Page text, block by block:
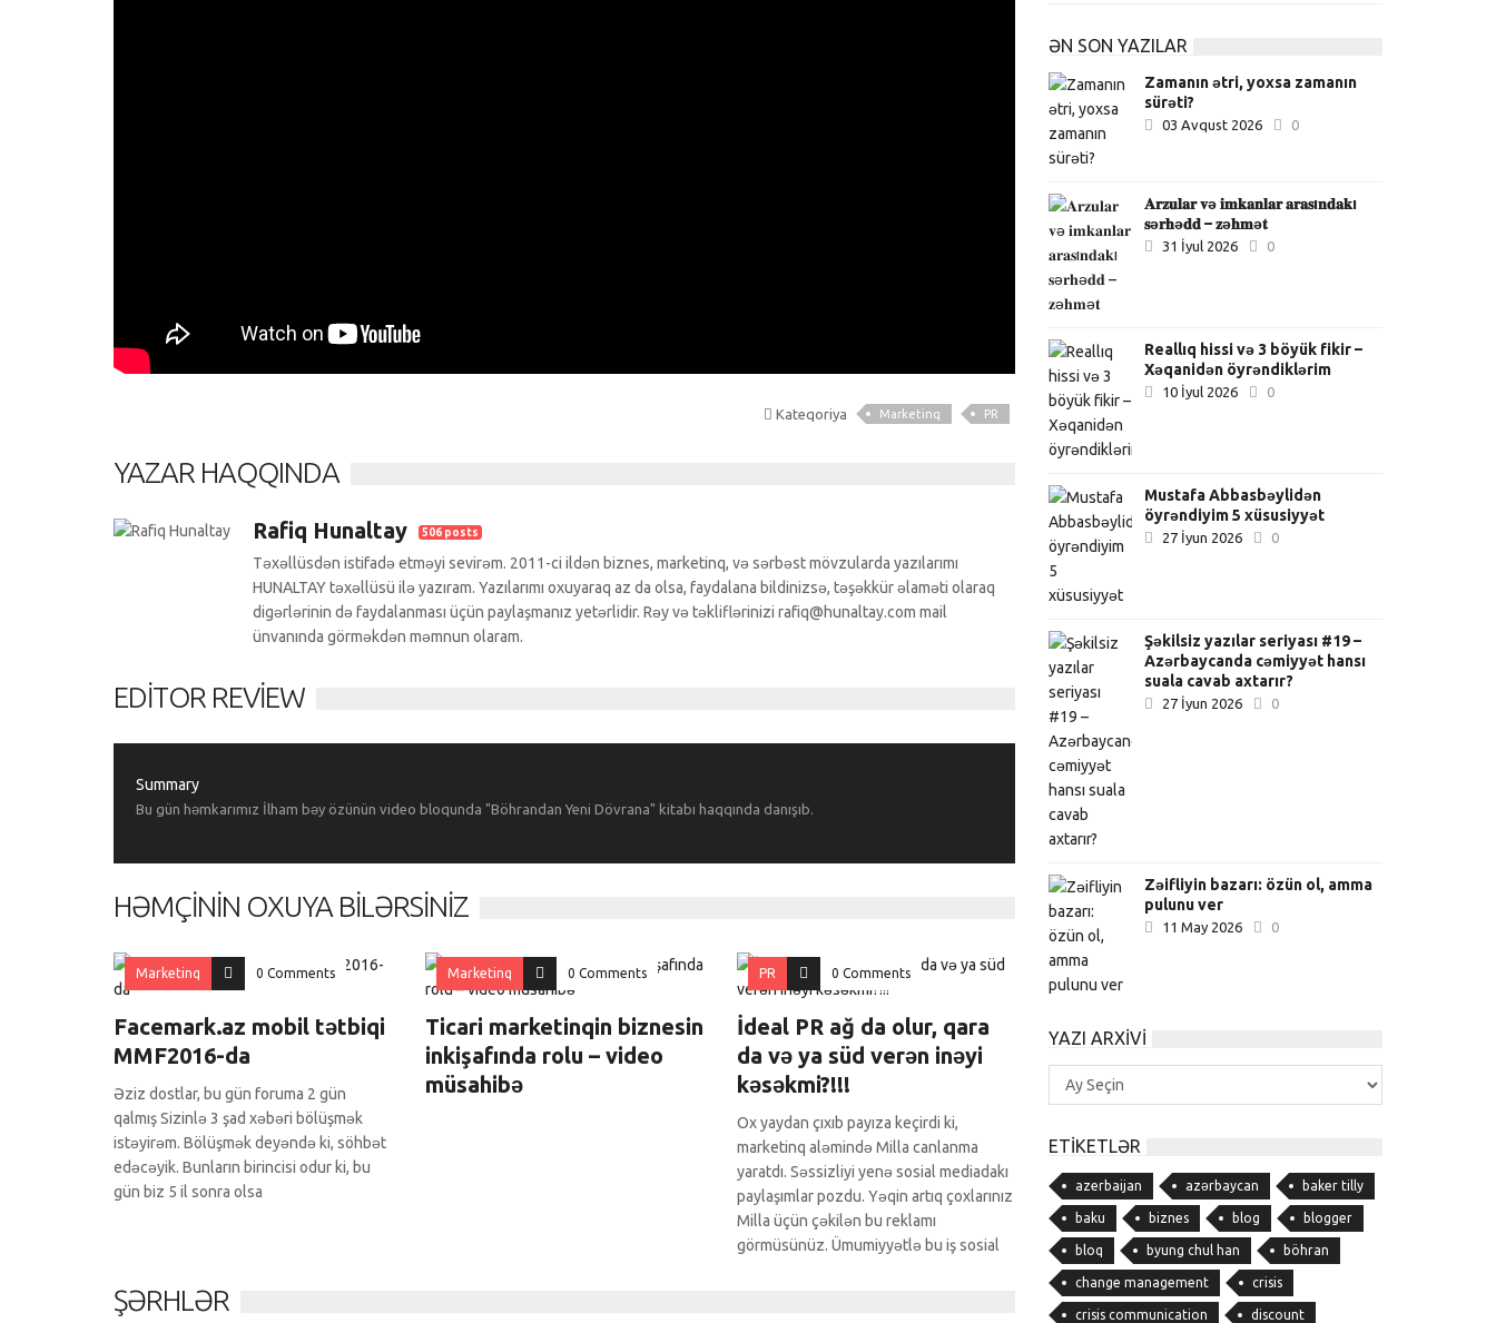
Kateqoriya Marketinq PR
YAZAR HAQQINDA
Rafiq Hunaltay 506 posts
Təxəllüsdən istifadə etməyi sevirəm. 2011-ci ildən biznes, marketinq, və sərbəst mövzularda yazılarımı
HUNALTAY təxəllüsü ilə yazıram. Yazılarımı oxuyaraq az da olsa, faydalana bildinizsə, təşəkkür əlaməti olaraq
digərlərinin də faydalanması üçün paylaşmanız yetərlidir. Rəy və təkliflərinizi rafiq@hunaltay.com mail
ünvanında görməkdən məmnun olaram.
EDITOR REVIEW
Summary
Bu gün həmkarımız İlham bəy özünün video bloqunda "Böhrandan Yeni Dövrana" kitabı haqqında danışıb.
HƏMÇININ OXUYA BILƏRSINIZ
Marketinq 0 Comments
Facemark.az mobil tətbiqi
MMF2016-da
Əziz dostlar, bu gün foruma 2 gün
qalmış Sizinlə 3 şad xəbəri bölüşmək
istəyirəm. Bölüşmək deyəndə ki, söhbət
edəcəyik. Bunların birincisi odur ki, bu
gün biz 5 il sonra olsa
Marketinq 0 Comments
Ticari marketinqin biznesin
inkişafında rolu – video
müsahibə
PR 0 Comments
İdeal PR ağ da olur, qara
da və ya süd verən inəyi
kəsəkmi?!!!
Ox yaydan çıxıb payıza keçirdi ki,
marketinq aləmində Milla canlanma
yaratdı. Səssizliyi yenə sosial mediadakı
paylaşımlar pozdu. Yəqin artıq çoxlarınız
Milla üçün çəkilən bu reklamı
görmüsünüz. Ümumiyyətlə bu iş sosial
ŞƏRHLƏR
ƏN SON YAZILAR
Zamanın ətri, yoxsa zamanın
sürəti?
03 Avqust 2026 0
𝐀𝐫𝐳𝐮𝐥𝐚𝐫 𝐯ə 𝐢𝐦𝐤𝐚𝐧𝐥𝐚𝐫 𝐚𝐫𝐚𝐬ı𝐧𝐝𝐚𝐤ı
𝐬ə𝐫𝐡ə𝐝𝐝 – 𝐳ə𝐡𝐦ə𝐭
31 İyul 2026 0
Reallıq hissi və 3 böyük fikir –
Xəqanidən öyrəndiklərim
10 İyul 2026 0
Mustafa Abbasbəylidən
öyrəndiyim 5 xüsusiyyət
27 İyun 2026 0
Şəkilsiz yazılar seriyası #19 –
Azərbaycanda cəmiyyət hansı
suala cavab axtarır?
27 İyun 2026 0
Zəifliyin bazarı: özün ol, amma
pulunu ver
11 May 2026 0
YAZI ARXIVI
Yazı
Arxivi
ETIKETLƏR
azerbaijan azərbaycan baker tilly
baku biznes blog blogger
bloq byung chul han böhran
change management crisis
crisis communication discount